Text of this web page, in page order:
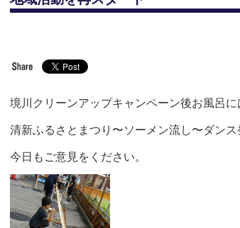
境川クリーンアップキャンペーン後お風呂
清新ふるさとまつり〜ソーメン流し〜ダン
今日もご意見をください。